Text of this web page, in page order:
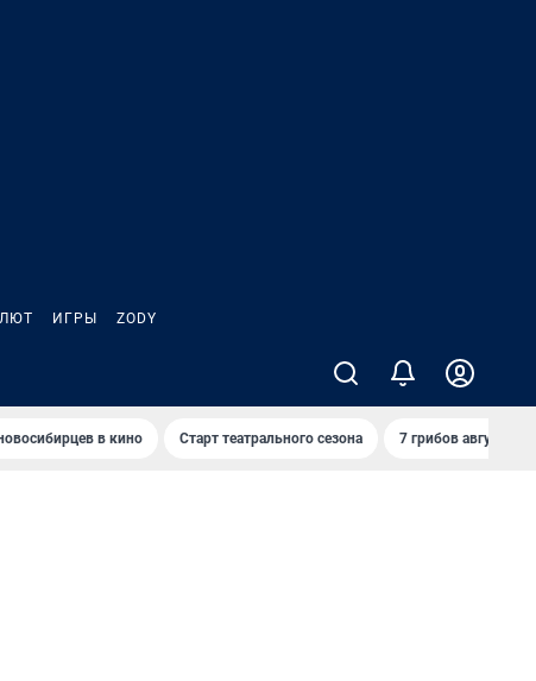
ИГРЫ ZODY
в кино Старт театрального сезона 7 грибов августа